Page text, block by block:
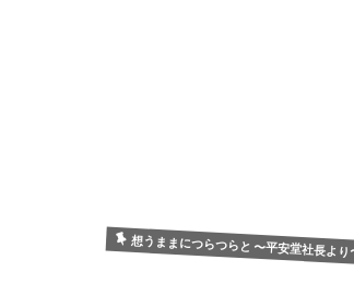
想うままにつらつらと 〜平安堂社長よ